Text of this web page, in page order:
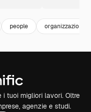
people organizzazione
i tuoi migliori lavori. Oltre
agenzie e studi.